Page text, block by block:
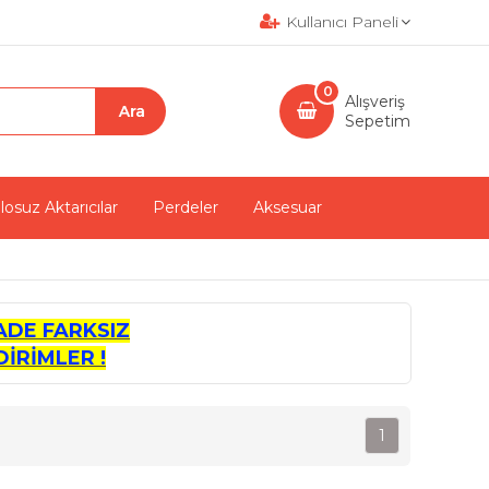
Kullanıcı Paneli
Alışveriş
Sepetim
0
Aktarıcılar Perdeler Aksesuar
FARKSIZ
!
1